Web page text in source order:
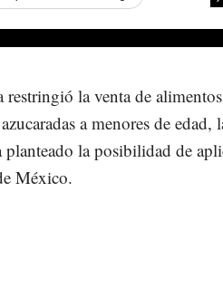
la venta de alimentos
a menores de edad,
la posibilidad de
México.